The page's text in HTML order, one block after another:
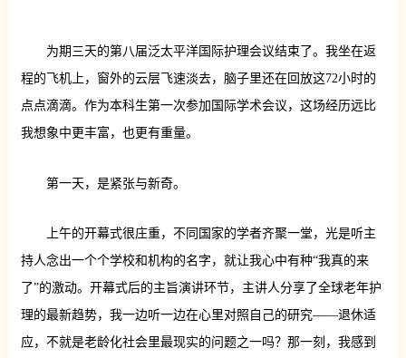
为期三天的第八届泛太平洋国际护理会议结束了。我坐在返
程的飞机上，窗外的云层飞速淡去，脑子里还在回放这72小时的
点点滴滴。作为本科生第一次参加国际学术会议，这场经历远比
我想象中更丰富，也更有重量。
第一天，是紧张与新奇。
上午的开幕式很庄重，不同国家的学者齐聚一堂，光是听主
持人念出一个个学校和机构的名字，就让我心中有种“我真的来
了”的激动。开幕式后的主旨演讲环节，主讲人分享了全球老年护
理的最新趋势，我一边听一边在心里对照自己的研究——退休适
应，不就是老龄化社会里最现实的问题之一吗？那一刻，我感到